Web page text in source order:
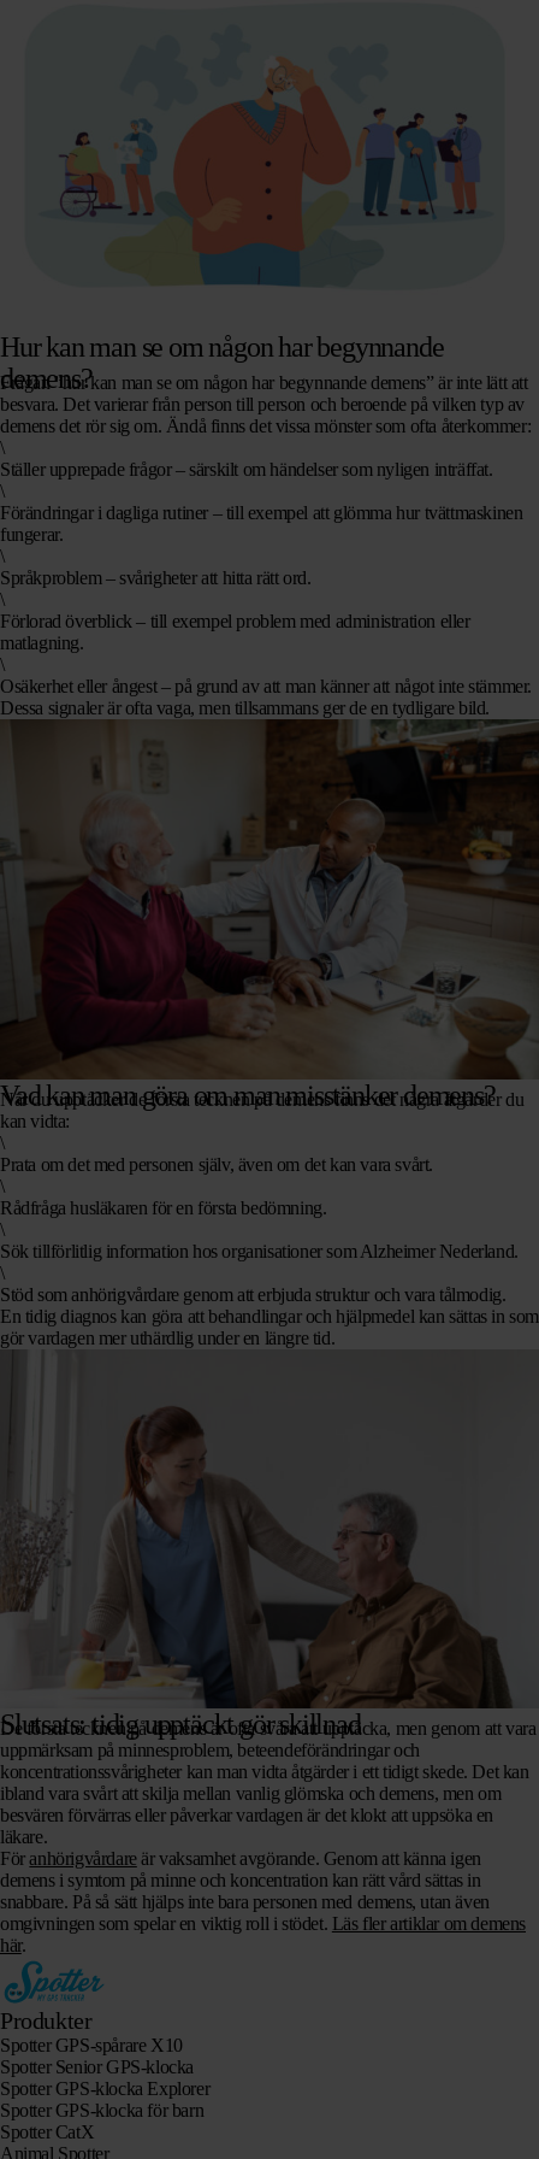
Hur kan man se om någon har begynnande
demens?
Frågan ”hur kan man se om någon har begynnande demens” är inte lätt att
besvara. Det varierar från person till person och beroende på vilken typ av
demens det rör sig om. Ändå finns det vissa mönster som ofta återkommer:
\
Ställer upprepade frågor– särskilt om händelser som nyligen inträffat.
\
Förändringar i dagliga rutiner – till exempel att glömma hur tvättmaskinen
fungerar.
\
Språkproblem – svårigheter att hitta rätt ord.
\
Förlorad överblick – till exempel problem med administration eller
matlagning.
\
Osäkerhet eller ångest– på grund av att man känner att något inte stämmer.
Dessa signaler är ofta vaga, men tillsammans ger de en tydligare bild.
Vad kan man göra om man misstänker demens?
När du upptäcker de första tecknen på demens finns det några åtgärder du
kan vidta:
\
Prata om detmed personen själv, även om det kan vara svårt.
\
Rådfråga husläkaren för en första bedömning.
\
Sök tillförlitlig information hos organisationer som Alzheimer Nederland.
\
Stöd som anhörigvårdaregenom att erbjuda struktur och vara tålmodig.
En tidig diagnos kan göra att behandlingar och hjälpmedel kan sättas in som
gör vardagen mer uthärdlig under en längre tid.
Slutsats: tidig upptäckt gör skillnad
De första tecknen på demens är ofta svåra att upptäcka, men genom att vara
uppmärksam på minnesproblem, beteendeförändringar och
koncentrationssvårigheter kan man vidta åtgärder i ett tidigt skede. Det kan
ibland vara svårt att skilja mellan vanlig glömska och demens, men om
besvären förvärras eller påverkar vardagen är det klokt att uppsöka en
läkare.
Föranhörigvårdareär vaksamhet avgörande. Genom att känna igen
demens i symtom på minne och koncentration kan rätt vård sättas in
snabbare. På så sätt hjälps inte bara personen med demens, utan även
omgivningen som spelar en viktig roll i stödet. Läs fler artiklar om demens
här.
Produkter
Spotter GPS-spårare X10
Spotter Senior GPS-klocka
Spotter GPS-klocka Explorer
Spotter GPS-klocka för barn
Spotter CatX
Animal Spotter